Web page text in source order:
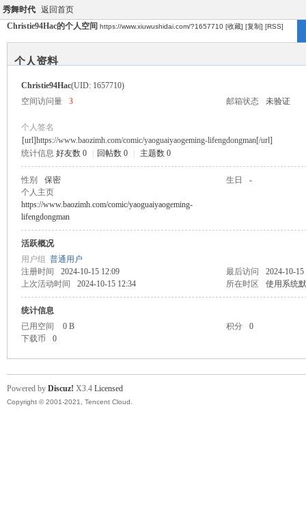
秀舞时代 返回首页
Christie94Hac的个人空间 https://www.xiuwushidai.com/?1657710 [收藏] [复制] [RSS]
个人资料
Christie94Hac(UID: 1657710)
空间访问量
3 邮箱状态 未验证
个人签名
[url]https://www.baozimh.com/comic/yaoguaiyaogeming-lifengdongman[/url]
统计信息 好友数 0 回帖数 0 主题数 0
性别 保密 生日
-
个人主页
https://www.baozimh.com/comic/yaoguaiyaogeming-
lifengdongman
活跃概况
用户组 普通用户
注册时间
2024-10-15 12:09 最后访问
2024-10-15
上次活动时间
2024-10-15 12:34 所在时区 使用系统
统计信息
已用空间
0 B 积分
0
下载币
0
Powered by Discuz! X3.4 Licensed
Copyright © 2001-2021, Tencent Cloud.